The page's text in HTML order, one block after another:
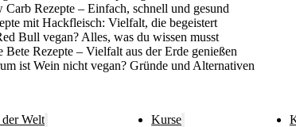
Carb Rezepte – Einfach, schnell und gesund
mit Hackfleisch: Vielfalt, die begeistert
Bull vegan? Alles, was du wissen musst
Bete Rezepte – Vielfalt aus der Erde genießen
ist Wein nicht vegan? Gründe und Alternativen
der Welt
Kurse